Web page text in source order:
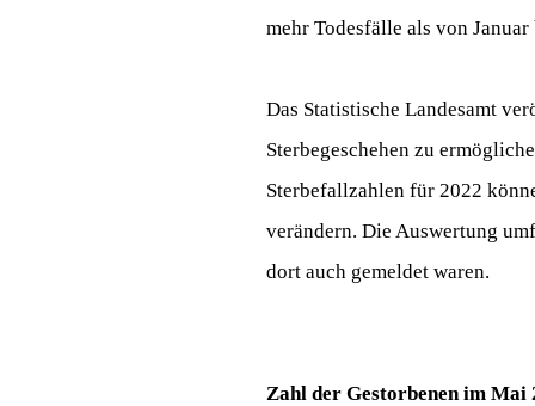
mehr Todesfälle als von
Das Statistische Landesamt
Sterbegeschehen zu
Sterbefallzahlen für 2022
verändern. Die Auswertung
dort auch gemeldet waren.
Zahl der Gestorbenen im